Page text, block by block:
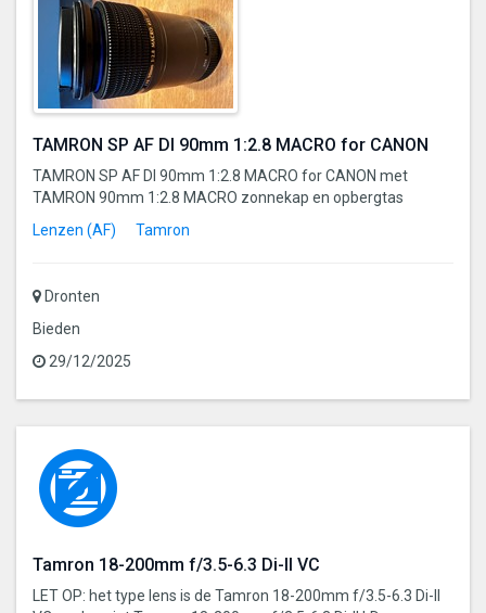
TAMRON SP AF DI 90mm 1:2.8 MACRO for CANON
TAMRON SP AF DI 90mm 1:2.8 MACRO for CANON met
TAMRON 90mm 1:2.8 MACRO zonnekap en opbergtas
Lenzen (AF)
Tamron
Dronten
Bieden
29/12/2025
Tamron 18-200mm f/3.5-6.3 Di-II VC
LET OP: het type lens is de Tamron 18-200mm f/3.5-6.3 Di-II